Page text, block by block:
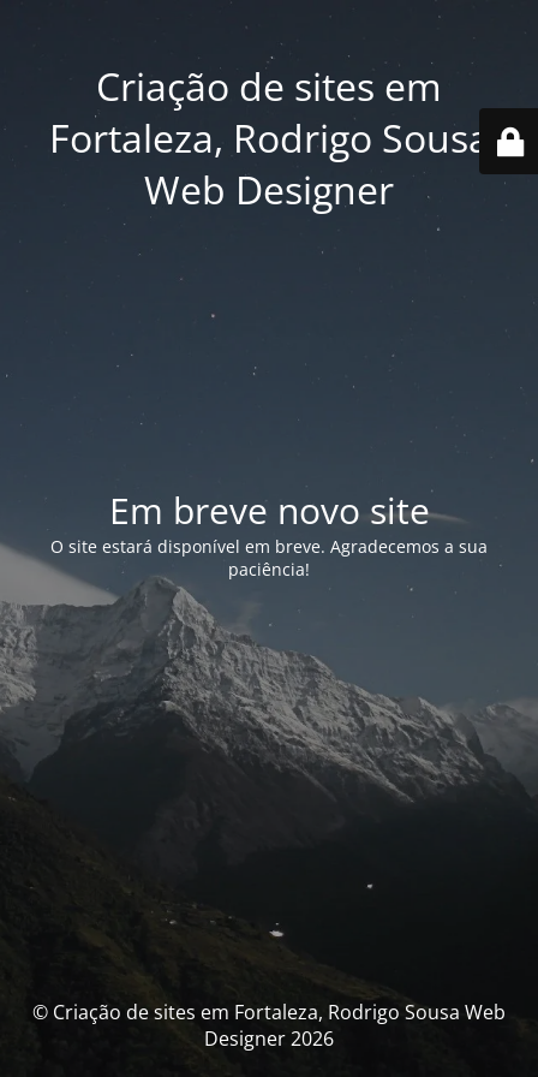
Criação de sites em
Fortaleza, Rodrigo Sousa
Web Designer
Em breve novo site
O site estará disponível em breve. Agradecemos a sua
paciência!
© Criação de sites em Fortaleza, Rodrigo Sousa Web
Designer 2026